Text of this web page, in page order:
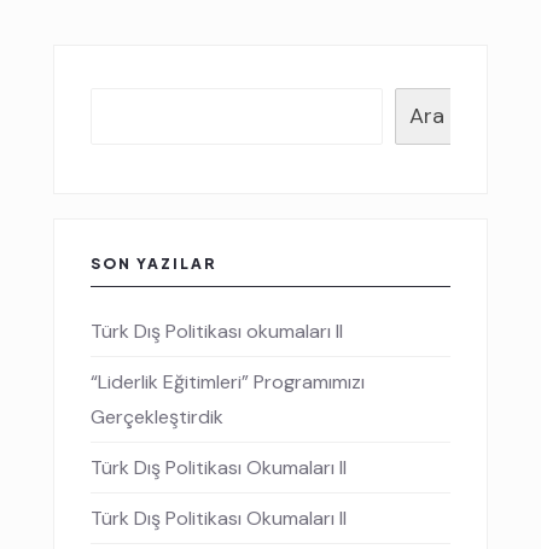
Ara
SON YAZILAR
Türk Dış Politikası okumaları II
“Liderlik Eğitimleri” Programımızı
Gerçekleştirdik
Türk Dış Politikası Okumaları II
Türk Dış Politikası Okumaları II